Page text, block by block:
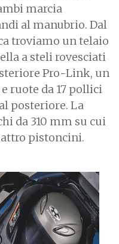
marcia
al manubrio. Dal
troviamo un telaio
a steli rovesciati
Pro-Link, un
ruote da 17 pollici
posteriore. La
da 310 mm su cui
pistoncini.